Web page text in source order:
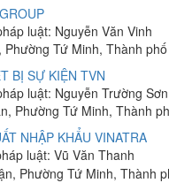
luật: Nguyễn Văn Vinh
Tứ Minh, Thành
BỊ SỰ KIỆN TVN
luật: Nguyễn Trường Sơn
Phường Tứ Minh, Thành
NHẬP KHẨU VINATRA
luật: Vũ Văn Thanh
Phường Tứ Minh, Thành